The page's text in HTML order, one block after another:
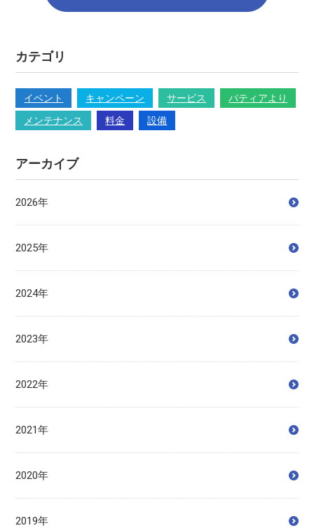
カテゴリ
イベント キャンペーン サービス
パティアより
メンテナンス
料金 設備
アーカイブ
2026年
2025年
2024年
2023年
2022年
2021年
2020年
2019年